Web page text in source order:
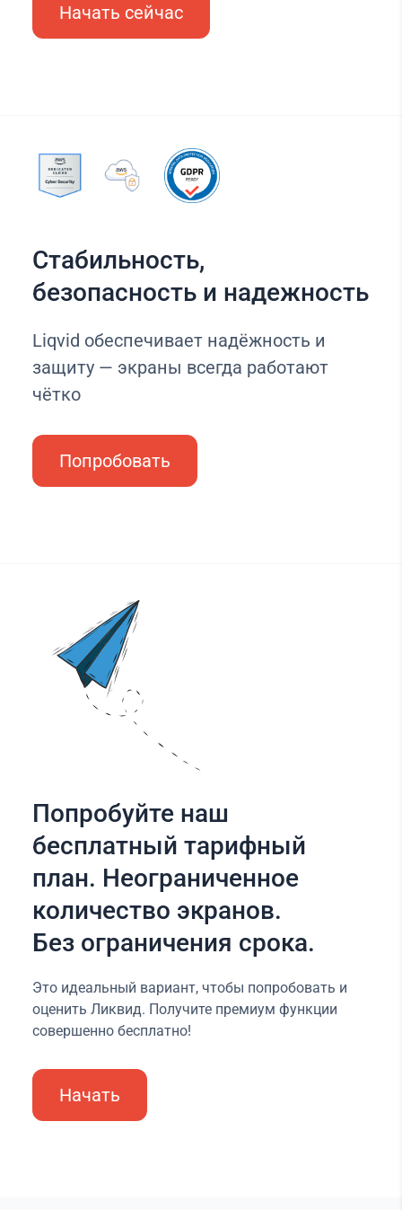
Начать сейчас
Стабильность,
безопасность и надежность
Liqvid обеспечивает надёжность и
защиту — экраны всегда работают
чётко
Попробовать
Попробуйте наш
бесплатный тарифный
план. Неограниченное
количество экранов.
Без ограничения срока.
Это идеальный вариант, чтобы попробовать и
оценить Ликвид. Получите премиум функции
совершенно бесплатно!
Начать